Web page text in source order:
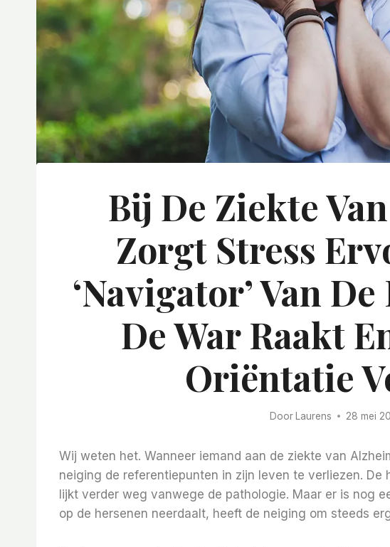
Bij De Ziekte
Zorgt Stress
‘navigator’ Van
De War Raakt
Oriëntatie
Door Laurens 28 mei
Wij weten het. Wanneer iemand aan de ziekte van
neiging de referentiepunten in zijn leven te verliezen. De
lijkt verder weg vanwege de pathologie. Maar er is nog
op de hersenen neerdaalt, heeft de neiging om steeds